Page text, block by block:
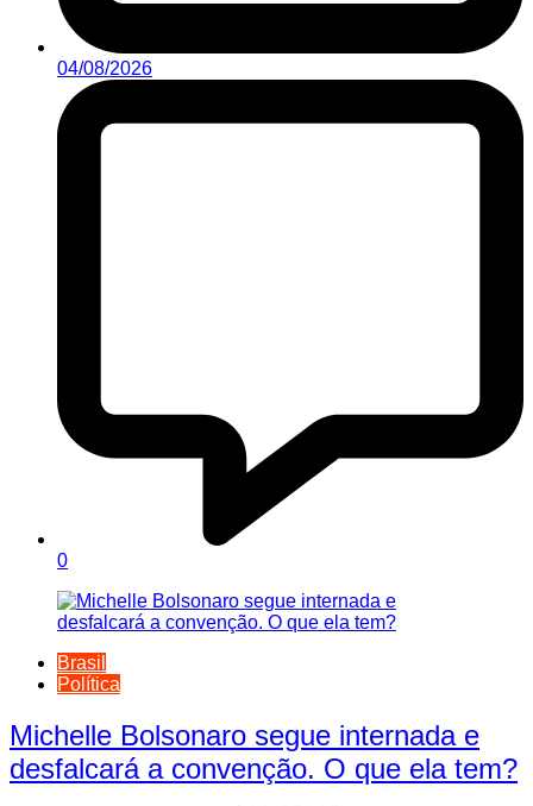
04/08/2026
0
Brasil
Política
Michelle Bolsonaro segue internada e
desfalcará a convenção. O que ela tem?